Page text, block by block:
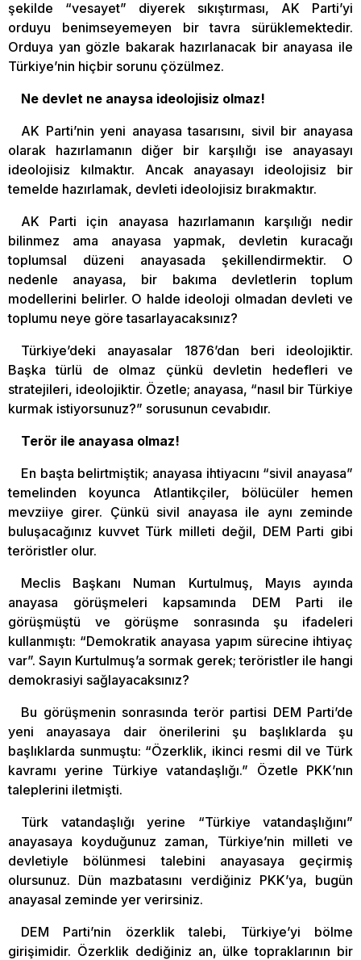
şekilde “vesayet” diyerek sıkıştırması, AK Parti’yi
orduyu benimseyemeyen bir tavra sürüklemektedir.
Orduya yan gözle bakarak hazırlanacak bir anayasa ile
Türkiye’nin hiçbir sorunu çözülmez.
Ne devlet ne anaysa ideolojisiz olmaz!
AK Parti’nin yeni anayasa tasarısını, sivil bir anayasa
olarak hazırlamanın diğer bir karşılığı ise anayasayı
ideolojisiz kılmaktır. Ancak anayasayı ideolojisiz bir
temelde hazırlamak, devleti ideolojisiz bırakmaktır.
AK Parti için anayasa hazırlamanın karşılığı nedir
bilinmez ama anayasa yapmak, devletin kuracağı
toplumsal düzeni anayasada şekillendirmektir. O
nedenle anayasa, bir bakıma devletlerin toplum
modellerini belirler. O halde ideoloji olmadan devleti ve
toplumu neye göre tasarlayacaksınız?
Türkiye’deki anayasalar 1876’dan beri ideolojiktir.
Başka türlü de olmaz çünkü devletin hedefleri ve
stratejileri, ideolojiktir. Özetle; anayasa, “nasıl bir Türkiye
kurmak istiyorsunuz?” sorusunun cevabıdır.
Terör ile anayasa olmaz!
En başta belirtmiştik; anayasa ihtiyacını “sivil anayasa”
temelinden koyunca Atlantikçiler, bölücüler hemen
mevziiye girer. Çünkü sivil anayasa ile aynı zeminde
buluşacağınız kuvvet Türk milleti değil, DEM Parti gibi
teröristler olur.
Meclis Başkanı Numan Kurtulmuş, Mayıs ayında
anayasa görüşmeleri kapsamında DEM Parti ile
görüşmüştü ve görüşme sonrasında şu ifadeleri
kullanmıştı: “Demokratik anayasa yapım sürecine ihtiyaç
var”. Sayın Kurtulmuş’a sormak gerek; teröristler ile hangi
demokrasiyi sağlayacaksınız?
Bu görüşmenin sonrasında terör partisi DEM Parti’de
yeni anayasaya dair önerilerini şu başlıklarda şu
başlıklarda sunmuştu: “Özerklik, ikinci resmi dil ve Türk
kavramı yerine Türkiye vatandaşlığı.” Özetle PKK’nın
taleplerini iletmişti.
Türk vatandaşlığı yerine “Türkiye vatandaşlığını”
anayasaya koyduğunuz zaman, Türkiye’nin milleti ve
devletiyle bölünmesi talebini anayasaya geçirmiş
olursunuz. Dün mazbatasını verdiğiniz PKK’ya, bugün
anayasal zeminde yer verirsiniz.
DEM Parti’nin özerklik talebi, Türkiye’yi bölme
girişimidir. Özerklik dediğiniz an, ülke topraklarının bir